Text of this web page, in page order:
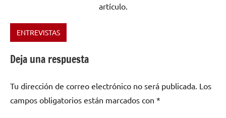
artículo.
Etiquetado
¿Hay
ahí?,
Calexico
ENTREVISTAS
Deja una respuesta
Tu dirección de correo electrónico no será publicada. Los
campos obligatorios están marcados con *